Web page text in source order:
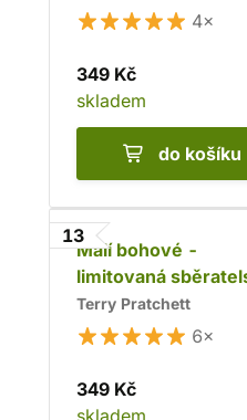
4×
349 Kč
skladem
do košíku
13
Malí bohové -
limitovaná
edice
Terry Pratchett
6×
349 Kč
skladem